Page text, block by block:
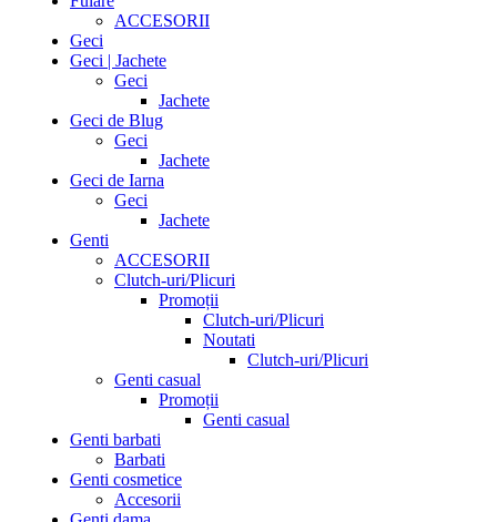
ACCESORII
Geci
Geci | Jachete
Geci
Jachete
Geci de Blug
Geci
Jachete
Geci de Iarna
Geci
Jachete
Genti
ACCESORII
Clutch-uri/Plicuri
Promoții
Clutch-uri/Plicuri
Noutati
Clutch-uri/Plicuri
Genti casual
Promoții
Genti casual
Genti barbati
Barbati
Genti cosmetice
Accesorii